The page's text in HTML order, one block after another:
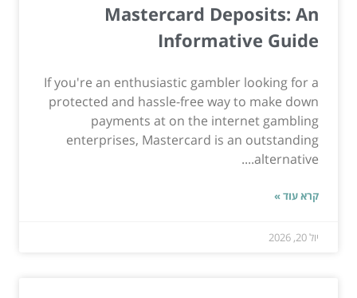
Mastercard Deposits: An
Informative Guide
If you're an enthusiastic gambler looking for a
protected and hassle-free way to make down
payments at on the internet gambling
enterprises, Mastercard is an outstanding
alternative....
קרא עוד »
יול 20, 2026